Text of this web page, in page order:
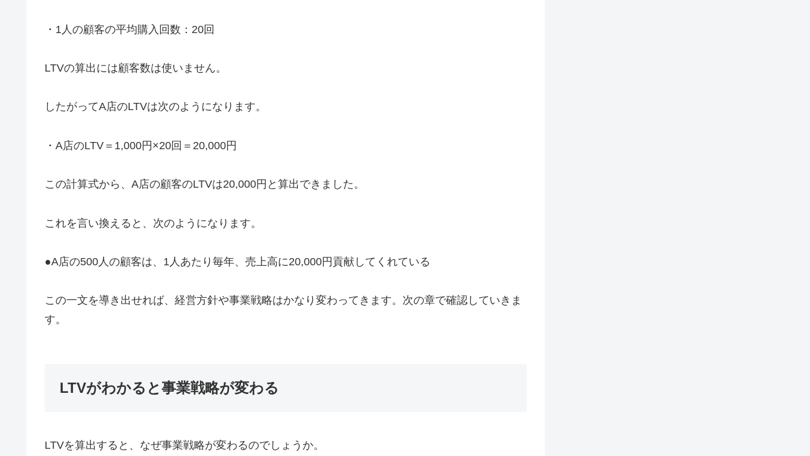
・1人の顧客の平均購入回数：20回
LTVの算出には顧客数は使いません。
したがってA店のLTVは次のようになります。
・A店のLTV＝1,000円×20回＝20,000円
この計算式から、A店の顧客のLTVは20,000円と算出できました。
これを言い換えると、次のようになります。
●A店の500人の顧客は、1人あたり毎年、売上高に20,000円貢献してくれている
この一文を導き出せれば、経営方針や事業戦略はかなり変わってきます。次の章で確認していきま
す。
LTVがわかると事業戦略が変わる
LTVを算出すると、なぜ事業戦略が変わるのでしょうか。